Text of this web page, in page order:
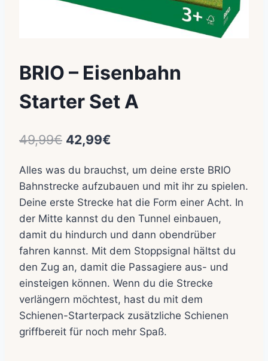
BRIO – Eisenbahn
Starter Set A
49,99€ Ursprünglicher
war:
49,99€
42,99€
ist:
42,99€.
Alles was du brauchst, um deine erste BRIO
Bahnstrecke aufzubauen und mit ihr zu spielen.
Deine erste Strecke hat die Form einer Acht. In
der Mitte kannst du den Tunnel einbauen,
damit du hindurch und dann obendrüber
fahren kannst. Mit dem Stoppsignal hältst du
den Zug an, damit die Passagiere aus- und
einsteigen können. Wenn du die Strecke
verlängern möchtest, hast du mit dem
Schienen-Starterpack zusätzliche Schienen
griffbereit für noch mehr Spaß.